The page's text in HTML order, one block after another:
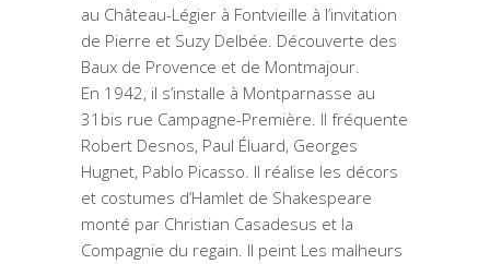
au Château-Légier à Fontvieille à l’invitation
de Pierre et Suzy Delbée. Découverte des
Baux de Provence et de Montmajour.
En 1942, il s’installe à Montparnasse au
31bis rue Campagne-Première. Il fréquente
Robert Desnos, Paul Éluard, Georges
Hugnet, Pablo Picasso. Il réalise les décors
et costumes d’Hamlet de Shakespeare
monté par Christian Casadesus et la
Compagnie du regain. Il peint Les malheurs